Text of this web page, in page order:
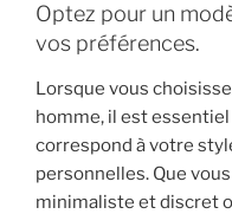
Optez pour un
vos préférences.
Lorsque vous
homme, il est
correspond à votre
personnelles. Que
minimaliste et discret